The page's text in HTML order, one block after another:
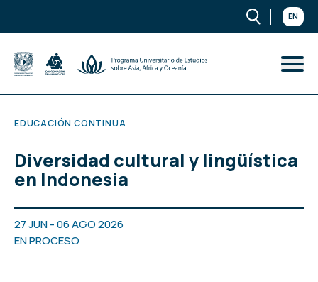
EN
EDUCACIÓN CONTINUA
Diversidad cultural y lingüística
en Indonesia
27 JUN - 06 AGO 2026
EN PROCESO